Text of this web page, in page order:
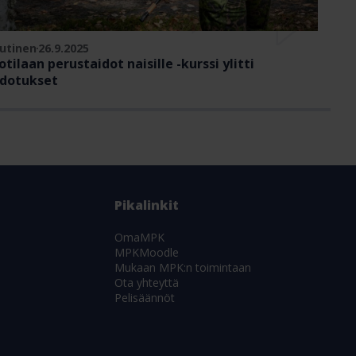
26.9.2025
perustaidot naisille -kurssi ylitti
Pikalinkit
OmaMPK
MPKMoodle
Mukaan MPK:n toimintaan
Ota yhteyttä
Pelisäännöt